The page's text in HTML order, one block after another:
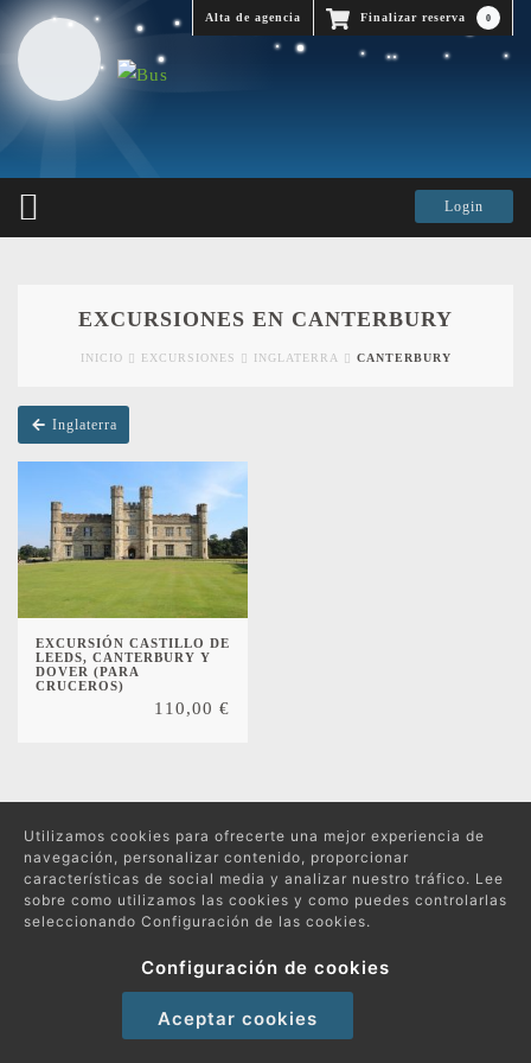
Finalizar reserva 0
Alta de agencia
EXCURSIONES EN CANTERBURY
INICIO EXCURSIONES INGLATERRA CANTERBURY
Inglaterra
EXCURSIÓN CASTILLO DE
LEEDS, CANTERBURY Y
DOVER (PARA
CRUCEROS)
110,00 €
Protección de datos
Política de compras y devoluciones
Política de Cookies
Copyright 2026 © Excursiones por el Mundo | Todos los derechos reservados
Utilizamos cookies para ofrecerte una mejor experiencia de
navegación, personalizar contenido, proporcionar
características de social media y analizar nuestro tráfico. Lee
sobre como utilizamos las cookies y como puedes controlarlas
seleccionando Configuración de las cookies.
Configuración de cookies
Aceptar cookies